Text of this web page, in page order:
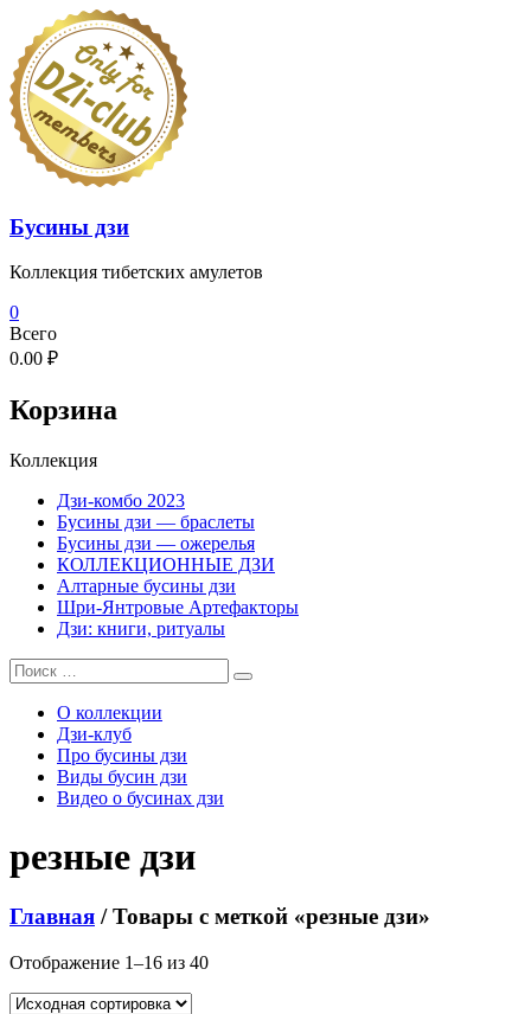
Перейти
содержимому
Бусины дзи
Коллекция тибетских амулетов
0
Всего
0.00 ₽
Корзина
Коллекция
Дзи-комбо 2023
Бусины дзи — браслеты
Бусины дзи — ожерелья
КОЛЛЕКЦИОННЫЕ ДЗИ
Алтарные бусины дзи
Шри-Янтровые Артефакторы
Дзи: книги, ритуалы
О коллекции
Дзи-клуб
Про бусины дзи
Виды бусин дзи
Видео о бусинах дзи
резные дзи
Главная / Товары с меткой «резные дзи»
Отображение 1–16 из 40